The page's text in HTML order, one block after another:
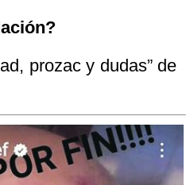
prozac y dudas” de